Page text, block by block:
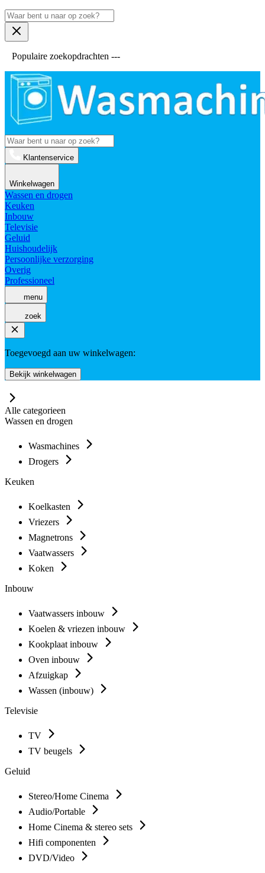
Populaire zoekopdrachten ---
Klantenservice
Winkelwagen
Wassen en drogen
Keuken
Inbouw
Televisie
Geluid
Huishoudelijk
Persoonlijke verzorging
Overig
Professioneel
menu
zoek
Toegevoegd aan uw winkelwagen:
Bekijk winkelwagen
Alle categorieen
Wassen en drogen
Wasmachines
Drogers
Keuken
Koelkasten
Vriezers
Magnetrons
Vaatwassers
Koken
Inbouw
Vaatwassers inbouw
Koelen & vriezen inbouw
Kookplaat inbouw
Oven inbouw
Afzuigkap
Wassen (inbouw)
Televisie
TV
TV beugels
Geluid
Stereo/Home Cinema
Audio/Portable
Home Cinema & stereo sets
Hifi componenten
DVD/Video